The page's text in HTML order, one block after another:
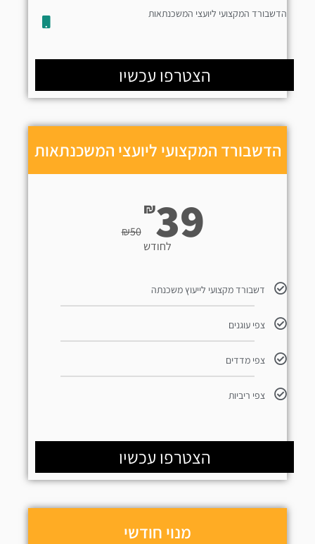
מנוי חודשי
הדשבורד המקצועי ליועצי המשכנתאות
₪50
₪39
לחודש
דשבורד מקצועי לייעוץ משכנתה
צפי עוגנים
צפי מדדים
צפי ריביות
הצטרפו עכשיו
הדשבורד המקצועי ליועצי המשכנתאות
הצטרפו עכשיו